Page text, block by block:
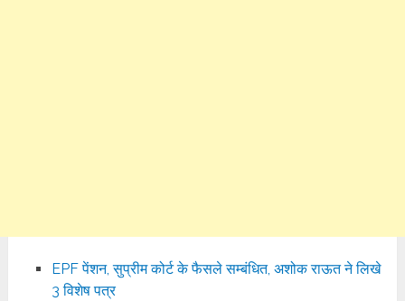
EPF पेंशन, सुप्रीम कोर्ट के फैसले सम्बंधित, अशोक राऊत ने लिखे
3 विशेष पत्र